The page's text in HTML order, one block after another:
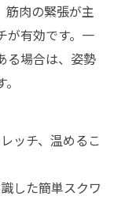
筋肉の緊張が主
が有効です。一
る場合は、姿勢
ッチ、温めるこ
した簡単スクワ